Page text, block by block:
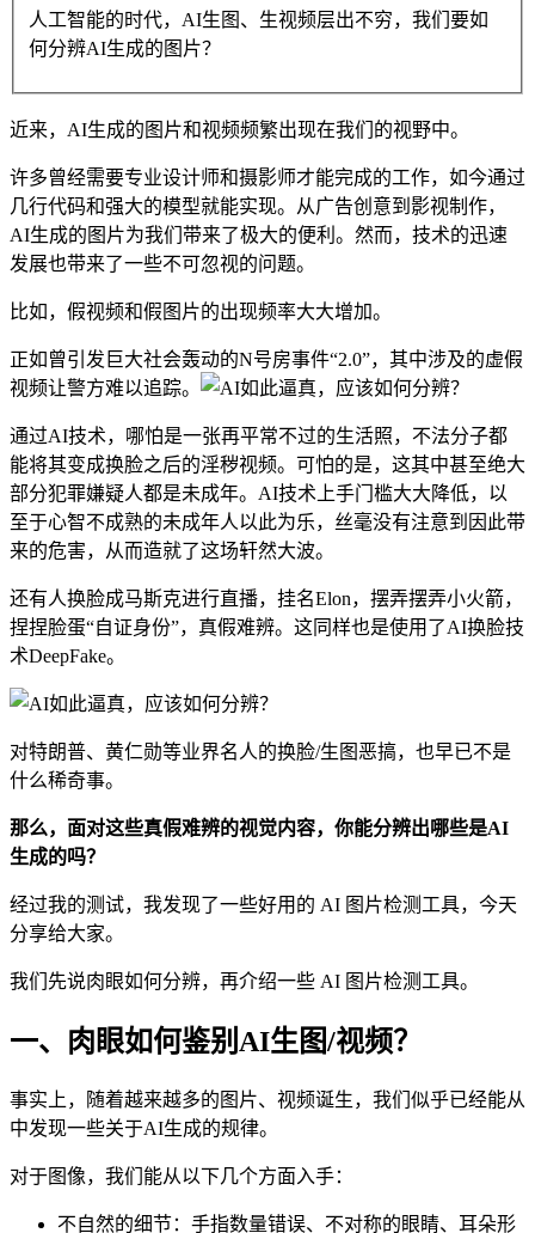
人工智能的时代，AI生图、生视频层出不穷，我们要如
何分辨AI生成的图片？
近来，AI生成的图片和视频频繁出现在我们的视野中。
许多曾经需要专业设计师和摄影师才能完成的工作，如今通过
几行代码和强大的模型就能实现。从广告创意到影视制作，
AI生成的图片为我们带来了极大的便利。然而，技术的迅速
发展也带来了一些不可忽视的问题。
比如，假视频和假图片的出现频率大大增加。
正如曾引发巨大社会轰动的N号房事件“2.0”，其中涉及的虚假
视频让警方难以追踪。
通过AI技术，哪怕是一张再平常不过的生活照，不法分子都
能将其变成换脸之后的淫秽视频。可怕的是，这其中甚至绝大
部分犯罪嫌疑人都是未成年。AI技术上手门槛大大降低，以
至于心智不成熟的未成年人以此为乐，丝毫没有注意到因此带
来的危害，从而造就了这场轩然大波。
还有人换脸成马斯克进行直播，挂名Elon，摆弄摆弄小火箭，
捏捏脸蛋“自证身份”，真假难辨。这同样也是使用了AI换脸技
术DeepFake。
对特朗普、黄仁勋等业界名人的换脸/生图恶搞，也早已不是
什么稀奇事。
那么，面对这些真假难辨的视觉内容，你能分辨出哪些是AI
生成的吗？
经过我的测试，我发现了一些好用的 AI 图片检测工具，今天
分享给大家。
我们先说肉眼如何分辨，再介绍一些 AI 图片检测工具。
一、肉眼如何鉴别AI生图/视频？
事实上，随着越来越多的图片、视频诞生，我们似乎已经能从
中发现一些关于AI生成的规律。
对于图像，我们能从以下几个方面入手：
不自然的细节：手指数量错误、不对称的眼睛、耳朵形